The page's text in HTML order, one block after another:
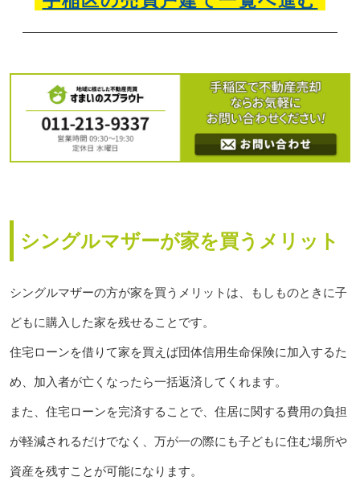
シングルマザーが家を買うメリット
シングルマザーの方が家を買うメリットは、もしものときに子
どもに購入した家を残せることです。
住宅ローンを借りて家を買えば団体信用生命保険に加入するた
め、加入者が亡くなったら一括返済してくれます。
また、住宅ローンを完済することで、住居に関する費用の負担
が軽減されるだけでなく、万が一の際にも子どもに住む場所や
資産を残すことが可能になります。